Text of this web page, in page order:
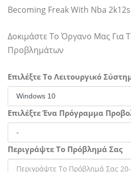
Becoming Freak With Nba
Δοκιμάστε Το Όργανο Μας Για
Προβλημάτων
Επιλέξτε Το Λειτουργικό
Επιλέξτε Ένα Πρόγραμμα
Περιγράψτε Το Πρόβλημά Σας